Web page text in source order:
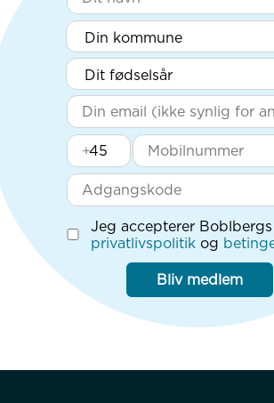
+
Jeg accepterer Boblbergs
privatlivspolitik og
Bliv medlem